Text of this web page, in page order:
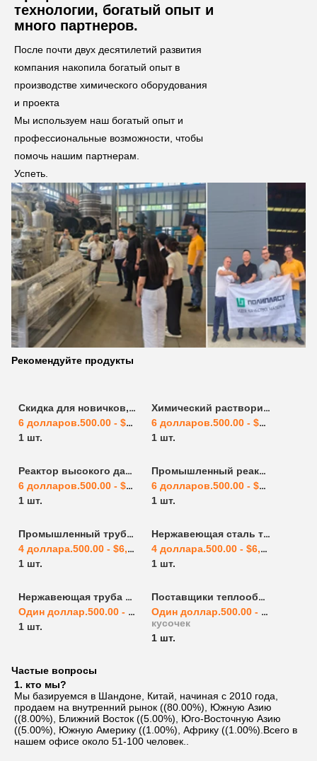
технологии, богатый опыт и
много партнеров.
После почти двух десятилетий развития
компания накопила богатый опыт в
производстве химического оборудования
и проекта
Мы используем наш богатый опыт и
профессиональные возможности, чтобы
помочь нашим партнерам.
Успеть.
Рекомендуйте продукты
Скидка для новичков, долгосрочные поставки внешних катушек реактора химического реактора реакционного котла Поставщики
6 долларов.500.00 - $8,000.00
/ кусок
1 шт.
Химический растворитель смешиватель реактор из нержавеющей стали химический реактор Реакционный котёл Поставщики Реакционное оборудование из нержавеющей стали
6 долларов.500.00 - $8,000.00
1 шт.
Реактор высокого давления из нержавеющей стали 1L2L5L10L20L50L100L Химический реактор Реакционный котёл Поставщики
6 долларов.500.00 - $8,000.00
/ кусок
1 шт.
Промышленный реактор аммиака агитатор каталитический реактор химический реактор реакционный котёл Поставщики Нержавеющая сталь Reacti
6 долларов.500.00 - $8,000.00
1 шт.
Промышленный трубчатый реактор химический реактор из нержавеющей стали
4 доллара.500.00 - $6,000.00
/ кусок
1 шт.
Нержавеющая сталь трубчатый реактор химический реактор Трубчатый реактор 2023 обеспеченный Boke Автоматический высокий теплопередача высокая безопасность
4 доллара.500.00 - $6,000.00
1 шт.
Нержавеющая труба стальная теплообменник труба теплообменник охлаждающий теплообменник
Один доллар.500.00 - $3,000.00
/ кусок
1 шт.
Поставщики теплообменников для труб и оболочек
Один доллар.500.00 - $3,000.00
кусочек
1 шт.
Частые вопросы
1. кто мы?
Мы базируемся в Шандоне, Китай, начиная с 2010 года,
продаем на внутренний рынок ((80.00%), Южную Азию
((8.00%), Ближний Восток ((5.00%), Юго-Восточную Азию
((5.00%), Южную Америку ((1.00%), Африку ((1.00%).Всего в
нашем офисе около 51-100 человек..